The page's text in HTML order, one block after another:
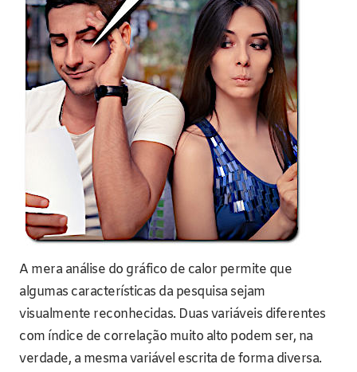
A mera análise do gráfico de calor permite que
algumas características da pesquisa sejam
visualmente reconhecidas. Duas variáveis diferentes
com índice de correlação muito alto podem ser, na
verdade, a mesma variável escrita de forma diversa.